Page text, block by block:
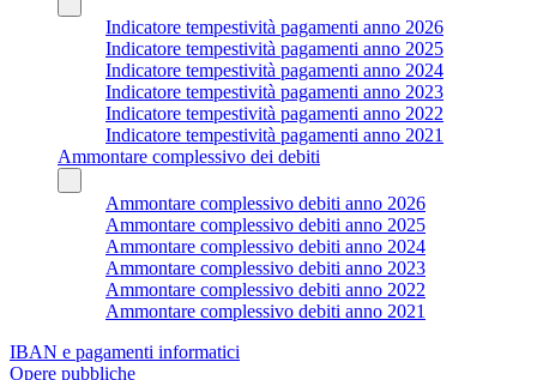
Indicatore tempestività pagamenti anno 2026
Indicatore tempestività pagamenti anno 2025
Indicatore tempestività pagamenti anno 2024
Indicatore tempestività pagamenti anno 2023
Indicatore tempestività pagamenti anno 2022
Indicatore tempestività pagamenti anno 2021
Ammontare complessivo dei debiti
Ammontare complessivo debiti anno 2026
Ammontare complessivo debiti anno 2025
Ammontare complessivo debiti anno 2024
Ammontare complessivo debiti anno 2023
Ammontare complessivo debiti anno 2022
Ammontare complessivo debiti anno 2021
IBAN e pagamenti informatici
Opere pubbliche